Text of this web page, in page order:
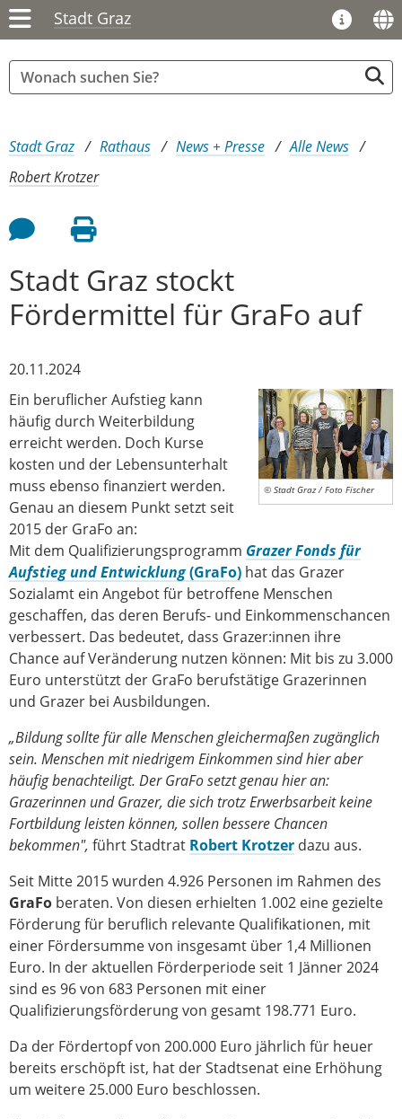
Stadt Graz
Sie sind hier:
Stadt Graz Rathaus News + Presse
Alle News
Robert Krotzer
Feedback an Autor
Seite drucken
Stadt Graz stockt
Fördermittel für GraFo auf
20.11.2024
© Stadt Graz / Foto Fischer
Ein beruflicher Aufstieg kann
häufig durch Weiterbildung
erreicht werden. Doch Kurse
kosten und der Lebensunterhalt
muss ebenso finanziert werden.
Genau an diesem Punkt setzt seit
2015 der GraFo an:
Mit dem Qualifizierungsprogramm Grazer Fonds für
Aufstieg und Entwicklung(GraFo) hat das Grazer
Sozialamt ein Angebot für betroffene Menschen
geschaffen, das deren Berufs- und Einkommenschancen
verbessert. Das bedeutet, dass Grazer:innen ihre
Chance auf Veränderung nutzen können: Mit bis zu 3.000
Euro unterstützt der GraFo berufstätige Grazerinnen
und Grazer bei Ausbildungen.
„Bildung sollte für alle Menschen gleichermaßen zugänglich
sein. Menschen mit niedrigem Einkommen sind hier aber
häufig benachteiligt. Der GraFo setzt genau hier an:
Grazerinnen und Grazer, die sich trotz Erwerbsarbeit keine
Fortbildung leisten können, sollen bessere Chancen
bekommen", führt Stadtrat Robert Krotzer dazu aus.
Seit Mitte 2015 wurden 4.926 Personen im Rahmen des
GraFo beraten. Von diesen erhielten 1.002 eine gezielte
Förderung für beruflich relevante Qualifikationen, mit
einer Fördersumme von insgesamt über 1,4 Millionen
Euro. In der aktuellen Förderperiode seit 1 Jänner 2024
sind es 96 von 683 Personen mit einer
Qualifizierungsförderung von gesamt 198.771 Euro.
Da der Fördertopf von 200.000 Euro jährlich für heuer
bereits erschöpft ist, hat der Stadtsenat eine Erhöhung
um weitere 25.000 Euro beschlossen.